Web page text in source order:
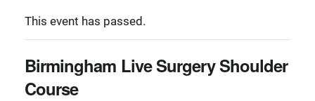
This event has passed.
Birmingham Live Surgery Shoulder
Course